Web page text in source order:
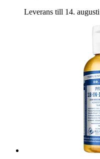
Leverans till 14. augusti